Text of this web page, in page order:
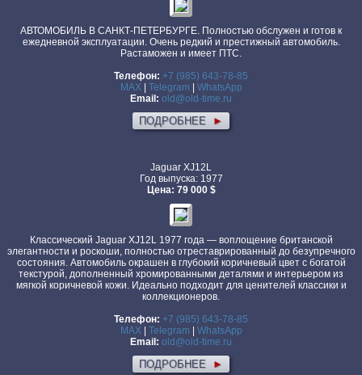
АВТОМОБИЛЬ В САНКТ-ПЕТЕРБУРГЕ. Полностью обслужен и готов к
ежедневной эксплуатации. Очень редкий и престижный автомобиль.
Растаможен и имеет ПТС.
Телефон: +7 (985) 643-78-85
MAX| Telegram
WhatsApp
Email: old@old-time.ru
ПОДРОБНЕЕ ►
Jaguar XJ12L
Год выпуска: 1977
Цена: 79 000 $
Классический Jaguar XJ12L 1977 года — воплощение британской
элегантности и роскоши, полностью отреставрированный до безупречного
состояния. Автомобиль окрашен в глубокий коричневый цвет с богатой
текстурой, дополненный хромированными деталями и интерьером из
мягкой коричневой кожи. Идеально подходит для ценителей классики и
коллекционеров.
Телефон: +7 (985) 643-78-85
MAX| Telegram
WhatsApp
Email: old@old-time.ru
ПОДРОБНЕЕ ►